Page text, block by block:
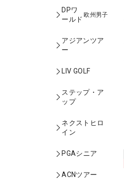
DPワ
ールド
欧州男子
アジアンツア
ー
LIV GOLF
ステップ・ア
ップ
ネクストヒロ
イン
PGAシニア
ACNツアー